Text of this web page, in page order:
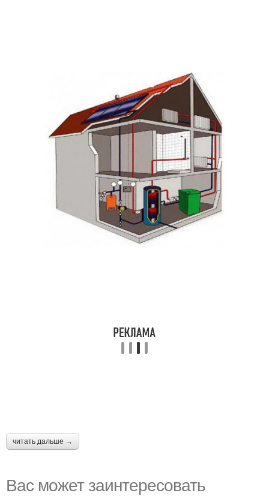
читать дальше →
Вас может заинтересовать